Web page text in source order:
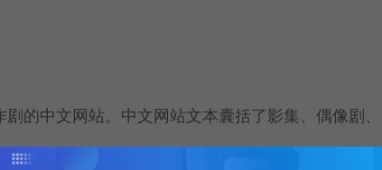
的中文网站。中文网站文本囊括了影集、偶像剧、